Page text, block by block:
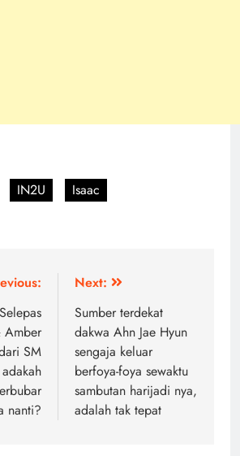
IN2U
Isaac
SM
nanti?
Next:
Sumber terdekat
dakwa Ahn Jae Hyun
sengaja keluar
berfoya-foya sewaktu
sambutan harijadi nya,
adalah tak tepat